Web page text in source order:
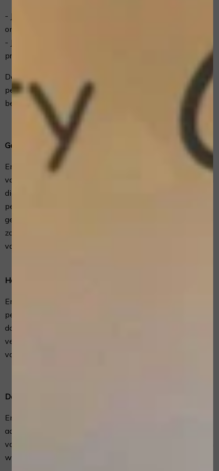
- Je te kunnen bellen of e-mailen indien dit nodig is om
onze dienstverlening uit te kunnen voeren
- Je te informeren over wijzigingen van onze diensten en
producten
De wettelijke grondslagen “Toestemming van betrokken
persoon” en “Behartiging van gerechtvaardigde
belangen” zijn hierop van toepassing.
Geautomatiseerde besluitvorming
EmWee Home & Mobile Beauty Care neemt niet op basis
van geautomatiseerde verwerkingen besluiten over zaken
die (aanzienlijke) gevolgen kunnen hebben voor
personen. Het gaat hier om besluiten die worden
genomen door computerprogramma's of -systemen,
zonder dat daar een mens (bijvoorbeeld een medewerker
van EmWee Home & Mobile Beauty Care) tussen zit.
Hoe lang we persoonsgegevens bewaren
EmWee Home & Mobile Beauty Care bewaart je
persoonsgegevens niet langer dan strikt nodig is om de
doelen te realiseren waarvoor je gegevens worden
verzameld. Wij hanteren de wettelijke bewaartermijnen
voor de persoonsgegevens.
Delen van persoonsgegevens met derden
EmWee Home & Mobile Beauty Care verstrekt uitsluitend
aan derden en alleen als dit nodig is voor de uitvoering
van onze overeenkomst met jou of om te voldoen aan een
wettelijke verplichting.